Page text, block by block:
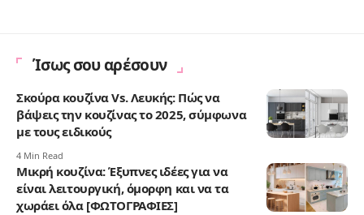
Ίσως σου αρέσουν
Σκούρα κουζίνα Vs. Λευκής: Πώς να
βάψεις την κουζίνας το 2025, σύμφωνα
με τους ειδικούς
4 Min Read
Μικρή κουζίνα: Έξυπνες ιδέες για να
είναι λειτουργική, όμορφη και να τα
χωράει όλα [ΦΩΤΟΓΡΑΦΙΕΣ]